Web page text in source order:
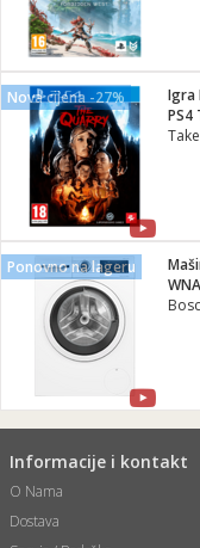
Nova cijena -27%
Igra
PS4
Ponovno na lageru
Informacije i kontakt
O Nama
Dostava